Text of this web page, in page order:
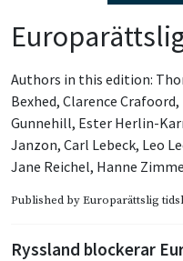
Authors in this edition:
Bexhed, Clarence Crafoord,
Gunnehill, Ester Herlin-
Janzon, Carl Lebeck, Leo
Jane Reichel, Hanne
Published byEuroparättslig
Ryssland blockerar